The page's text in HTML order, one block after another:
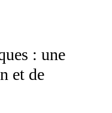
: une
et de